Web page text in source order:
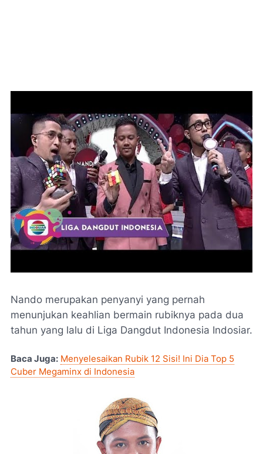
Nando merupakan penyanyi yang pernah
menunjukan keahlian bermain rubiknya pada dua
tahun yang lalu di Liga Dangdut Indonesia Indosiar.
Baca Juga: Menyelesaikan Rubik 12 Sisi! Ini Dia Top 5
Cuber Megaminx di Indonesia